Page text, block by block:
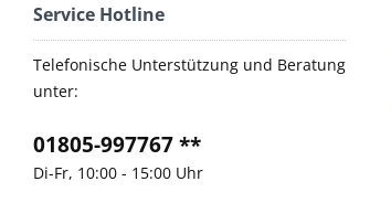
Service Hotline
Telefonische Unterstützung und Beratung
unter:
01805-997767 **
Di-Fr, 10:00 - 15:00 Uhr